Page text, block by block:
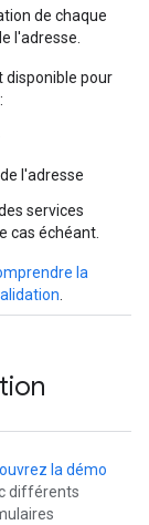
de chaque
l'adresse.
disponible pour
l'adresse
services
cas échéant.
la
.
la démo
différents